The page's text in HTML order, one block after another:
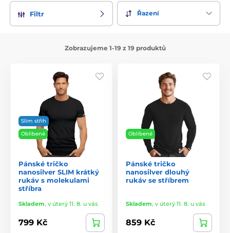
Filtr Řazení
Zobrazujeme 1-19 z 19 produktů
Slim střih
Oblíbené
Pánské tričko
nanosilver SLIM krátký
rukáv s molekulami
stříbra
Skladem, v úterý 11. 8. u vás
799 Kč
Oblíbené
Pánské tričko
nanosilver dlouhý
rukáv se stříbrem
Skladem, v úterý 11. 8. u vás
859 Kč